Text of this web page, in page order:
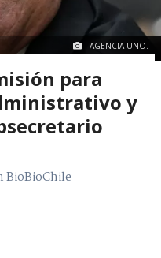
AGENCIA UNO.
para
y
BioBioChile